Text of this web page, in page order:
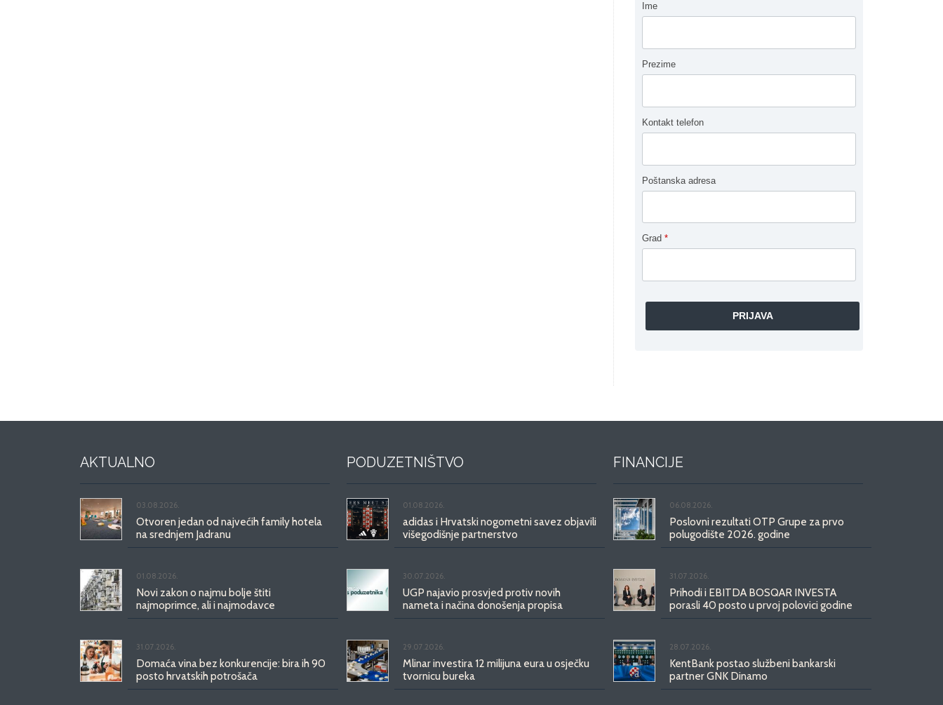
Ime
Prezime
Kontakt telefon
Poštanska adresa
Grad *
AKTUALNO
03.08.2026.
Otvoren jedan od najvećih family hotela
na srednjem Jadranu
01.08.2026.
Novi zakon o najmu bolje štiti
najmoprimce, ali i najmodavce
31.07.2026.
Domaća vina bez konkurencije: bira ih 90
posto hrvatskih potrošača
PODUZETNIŠTVO
01.08.2026.
adidas i Hrvatski nogometni savez objavili
višegodišnje partnerstvo
30.07.2026.
UGP najavio prosvjed protiv novih
nameta i načina donošenja propisa
29.07.2026.
Mlinar investira 12 milijuna eura u osječku
tvornicu bureka
FINANCIJE
06.08.2026.
Poslovni rezultati OTP Grupe za prvo
polugodište 2026. godine
31.07.2026.
Prihodi i EBITDA BOSQAR INVESTA
porasli 40 posto u prvoj polovici godine
28.07.2026.
KentBank postao službeni bankarski
partner GNK Dinamo